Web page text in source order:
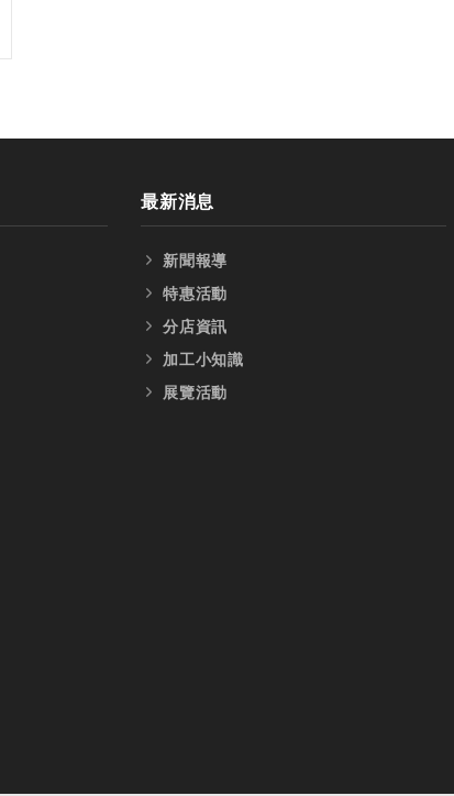
最新消息
新聞報導
特惠活動
分店資訊
加工小知識
展覽活動